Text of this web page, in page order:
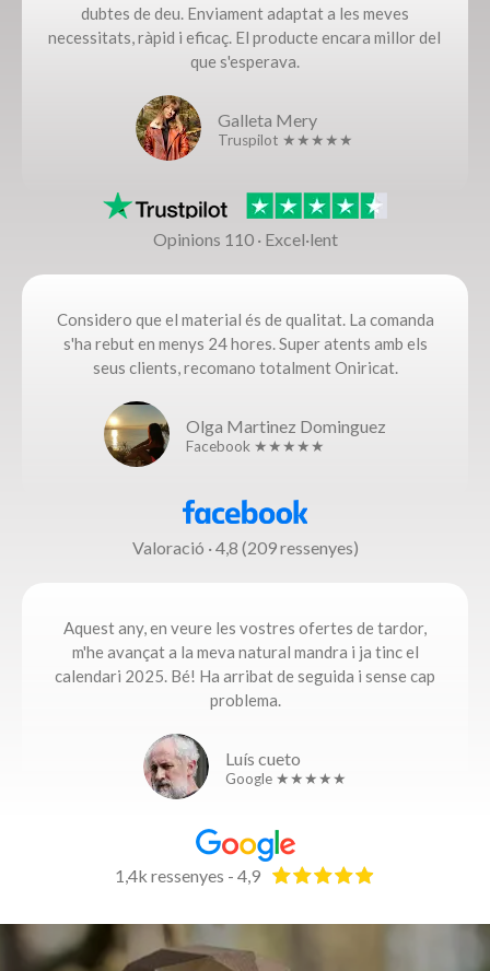
dubtes de deu. Enviament adaptat a les meves
necessitats, ràpid i eficaç. El producte encara millor del
que s'esperava.
Galleta Mery
Truspilot ★★★★★
Opinions 110 · Excel·lent
Considero que el material és de qualitat. La comanda
s'ha rebut en menys 24 hores. Super atents amb els
seus clients, recomano totalment Oniricat.
Olga Martinez Dominguez
Facebook ★★★★★
Valoració · 4,8 (209 ressenyes)
Aquest any, en veure les vostres ofertes de tardor,
m'he avançat a la meva natural mandra i ja tinc el
calendari 2025. Bé! Ha arribat de seguida i sense cap
problema.​
Luís cueto
Google ★★★★★
1,4k ressenyes - 4,9